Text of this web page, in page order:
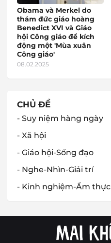
Obama và Merkel do
thám đức giáo hoàng
Benedict XVI và Giáo
hội Công giáo để kích
động một 'Mùa xuân
Công giáo'
08.02.2025
CHỦ ĐỀ
- Suy niệm hàng ngày
- Xã hội
- Giáo hội-Sống đạo
- Nghe-Nhìn-Giải trí
- Kinh nghiệm-Ẩm thực